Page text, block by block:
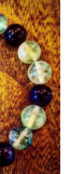
DETTAGLI